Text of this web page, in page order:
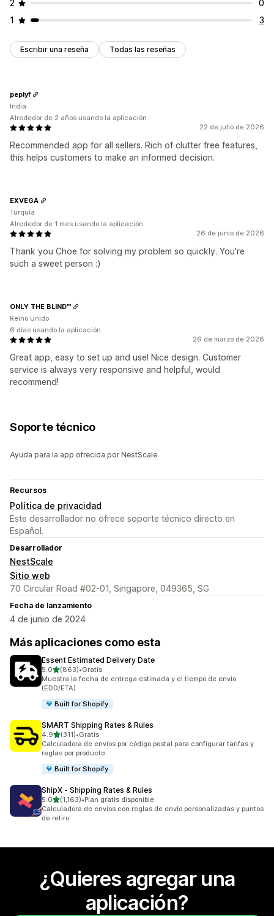
2
0
1
3
Escribir una reseña Todas las reseñas
22 de julio de 2026
Recommended app for all sellers. Rich of clutter free features,
this helps customers to make an informed decision.
peplyf
India
Alrededor de 2 años usando la aplicación
26 de junio de 2026
Thank you Choe for solving my problem so quickly. You're
such a sweet person :)
EXVEGA
Turquía
Alrededor de 1 mes usando la aplicación
26 de marzo de 2026
Great app, easy to set up and use! Nice design. Customer
service is always very responsive and helpful, would
recommend!
ONLY THE BLIND™
Reino Unido
6 días usando la aplicación
Soporte técnico
Ayuda para la app ofrecida por NestScale.
Recursos
Política de privacidad
Este desarrollador no ofrece soporte técnico directo en
Español.
Desarrollador
NestScale
Sitio web
70 Circular Road #02-01, Singapore, 049365, SG
Fecha de lanzamiento
4 de junio de 2024
Más aplicaciones como esta
Essent Estimated Delivery Date
5.0de 5 estrellas
(863)
863 reseñas en total
•Gratis
Muestra la fecha de entrega estimada y el tiempo de envío
(EDD/ETA)
Built for Shopify
SMART Shipping Rates & Rules
4.9de 5 estrellas
(311)
311 reseñas en total
•Gratis
Calculadora de envíos por código postal para configurar tarifas y
reglas por producto
Built for Shopify
ShipX ‑ Shipping Rates & Rules
5.0de 5 estrellas
(1,163)
1163 reseñas en total
•Plan gratis disponible
Calculadora de envíos con reglas de envío personalizadas y puntos
de retiro
¿Quieres agregar una
aplicación?